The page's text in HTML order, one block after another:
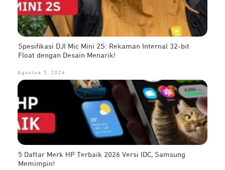
Spesifikasi DJI Mic Mini 2S: Rekaman Internal 32-bit
Float dengan Desain Menarik!
Agustus 5, 2026
5 Daftar Merk HP Terbaik 2026 Versi IDC, Samsung
Memimpin!